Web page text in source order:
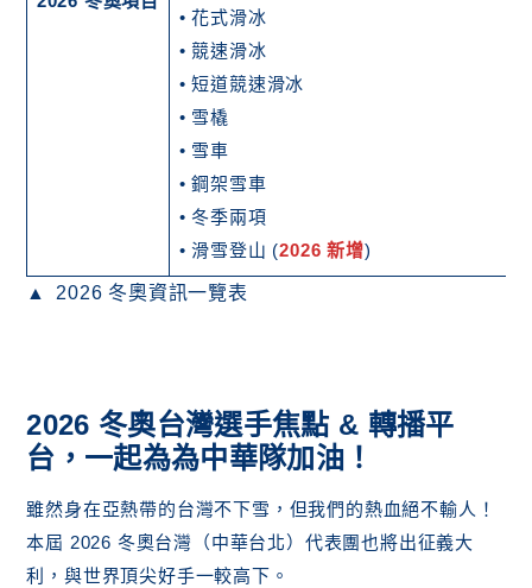
• 花式滑冰
• 競速滑冰
• 短道競速滑冰
• 雪橇
• 雪車
• 鋼架雪車
• 冬季兩項
• 滑雪登山 (2026 新增)
2026 冬奧資訊一覽表
2026 冬奧台灣選手焦點 & 轉播平
台，一起為為中華隊加油！
雖然身在亞熱帶的台灣不下雪，但我們的熱血絕不輸人！
本屆 2026 冬奧台灣（中華台北）代表團也將出征義大
利，與世界頂尖好手一較高下。